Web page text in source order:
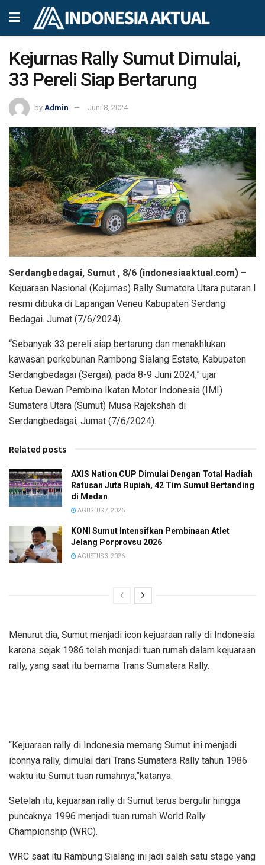
Kejurnas Rally Sumut Dimulai,
33 Pereli Siap Bertarung
by Admin Juni 8, 2024
Serdangbedagai, Sumut , 8/6 (indonesiaaktual.com) –
Kejuaraan Nasional (Kejurnas) Rally Sumatera Utara putaran I
resmi dibuka di Lapangan Veneu Kabupaten Serdang
Bedagai. Jumat (7/6/2024).
“Sebanyak 33 pereli siap bertarung dan menakhlukan
kawasan perkebunan Rambong Sialang Estate, Kabupaten
Serdangbedagai (Sergai), pada 8-9 Juni 2024,” ujar
Ketua Dewan Pembina Ikatan Motor Indonesia (IMI)
Sumatera Utara (Sumut) Musa Rajekshah di
Serdangbedagai, Jumat (7/6/2024).
Related posts
AXIS Nation CUP Dimulai Dengan Total Hadiah
Ratusan Juta Rupiah, 42 Tim Sumut Bertanding
di Medan
AGUSTUS 7, 2026
KONI Sumut Intensifkan Pembinaan Atlet
Jelang Porprovsu 2026
AGUSTUS 3, 2026
Menurut dia, Sumut menjadi icon kejuaraan rally di Indonesia
karena sejak 1986 telah menjadi tuan rumah dalam kejuaraan
rally, yang saat itu bernama Trans Sumatera Rally.
“Kejuaraan rally di Indonesia memang Sumut ini menjadi
iconnya rally, dimulai dari Trans Sumatera Rally tahun 1986
waktu itu Sumut tuan rumahnya,”katanya.
Setelah itu, kejuaraan rally di Sumut terus bergulir hingga
puncaknya 1996 menjadi tuan rumah World Rally
Championship (WRC).
WRC saat itu Rambung Sialang ini jadi salah satu stage yang